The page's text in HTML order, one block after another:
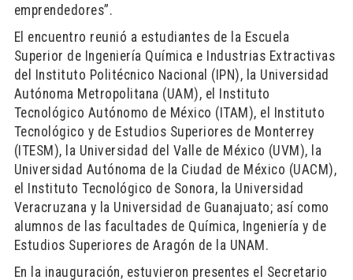
emprendedores”.
El encuentro reunió a estudiantes de la Escuela
Superior de Ingeniería Química e Industrias Extractivas
del Instituto Politécnico Nacional (IPN), la Universidad
Autónoma Metropolitana (UAM), el Instituto
Tecnológico Autónomo de México (ITAM), el Instituto
Tecnológico y de Estudios Superiores de Monterrey
(ITESM), la Universidad del Valle de México (UVM), la
Universidad Autónoma de la Ciudad de México (UACM),
el Instituto Tecnológico de Sonora, la Universidad
Veracruzana y la Universidad de Guanajuato; así como
alumnos de las facultades de Química, Ingeniería y de
Estudios Superiores de Aragón de la UNAM.
En la inauguración, estuvieron presentes el Secretario